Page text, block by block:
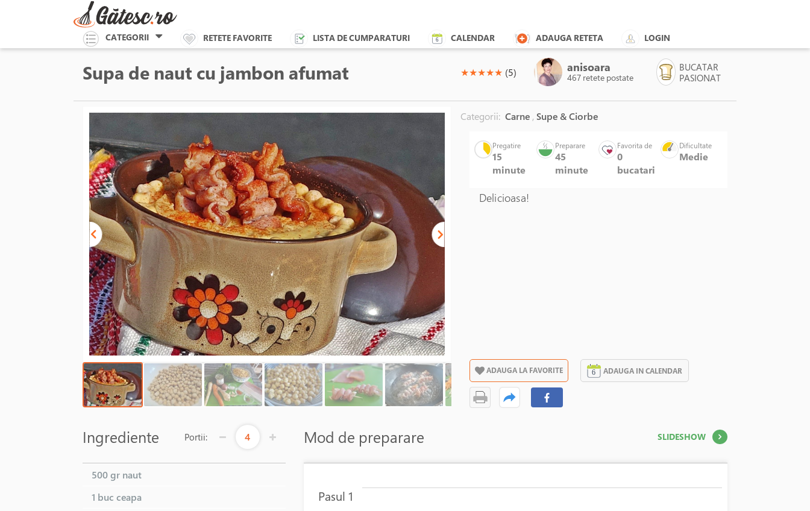
CATEGORII RETETE FAVORITE LISTA DE CUMPARATURI CALENDAR ADAUGA RETETA LOGIN
Supa de naut cu jambon afumat (*)
★(*)
★(*)
★(*)
★(*)
★ (5) anisoara
467 retete postate
BUCATAR
PASIONAT
Categorii: Carne , Supe & Ciorbe
Pregatire
15
minute
Preparare
45
minute
Favorita de
0
bucatari
Dificultate
Medie
Delicioasa!
ADAUGA LA FAVORITE ADAUGA IN CALENDAR
Ingrediente Portii: 4
500 gr naut
1 buc ceapa
Mod de preparare SLIDESHOW
Pasul 1